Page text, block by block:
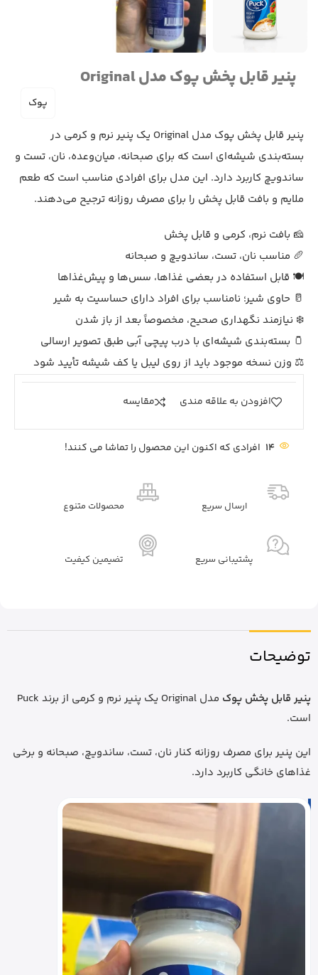
پنیر قابل پخش پوک مدل Original
پوک
پنیر قابل پخش پوک مدل Original یک پنیر نرم و کرمی در
بسته‌بندی شیشه‌ای است که برای صبحانه، میان‌وعده، نان، تست و
ساندویچ کاربرد دارد. این مدل برای افرادی مناسب است که طعم
ملایم و بافت قابل پخش را برای مصرف روزانه ترجیح می‌دهند.
🧀 بافت نرم، کرمی و قابل پخش
🥖 مناسب نان، تست، ساندویچ و صبحانه
🍽️ قابل استفاده در بعضی غذاها، سس‌ها و پیش‌غذاها
🥛 حاوی شیر؛ نامناسب برای افراد دارای حساسیت به شیر
❄️ نیازمند نگهداری صحیح، مخصوصاً بعد از باز شدن
🫙 بسته‌بندی شیشه‌ای با درب پیچی آبی طبق تصویر ارسالی
⚖️ وزن نسخه موجود باید از روی لیبل یا کف شیشه تأیید شود
افزودن به علاقه مندی مقايسه
14 افرادی که اکنون این محصول را تماشا می کنند!
ارسال سریع محصولات متنوع
پشتیبانی سریع تضیمین کیفیت
توضیحات
پنیر قابل پخش پوک
مدل Original یک پنیر نرم و کرمی از برند Puck
است.
این پنیر برای مصرف روزانه کنار نان، تست، ساندویچ، صبحانه و برخی
غذاهای خانگی کاربرد دارد.